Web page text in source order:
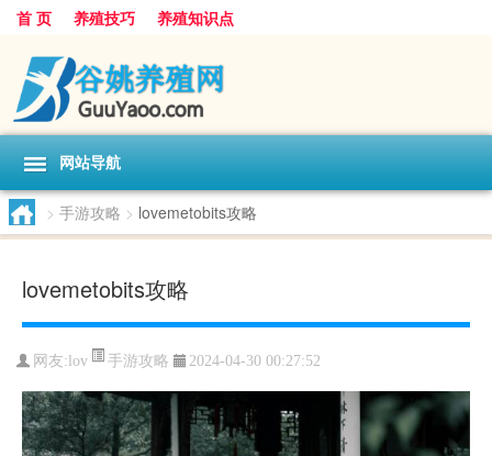
首 页 养殖技巧 养殖知识点
网站导航
> 手游攻略 > lovemetobits攻略
lovemetobits攻略
网友:lov 手游攻略 2024-04-30 00:27:52